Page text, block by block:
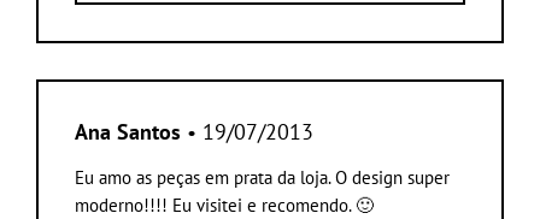
Ana Santos • 19/07/2013
Eu amo as peças em prata da loja. O design super
moderno!!!! Eu visitei e recomendo. 🙂